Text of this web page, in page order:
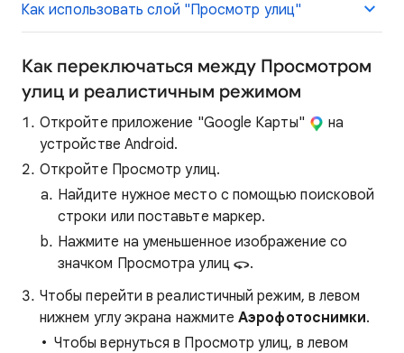
Как использовать слой "Просмотр улиц"
Как переключаться между Просмотром
улиц и реалистичным режимом
Откройте приложение "Google Карты"
на
устройстве Android.
Откройте Просмотр улиц.
Найдите нужное место с помощью поисковой
строки или поставьте маркер.
Нажмите на уменьшенное изображение со
значком Просмотра улиц
.
Чтобы перейти в реалистичный режим, в левом
нижнем углу экрана нажмитеАэрофотоснимки.
Чтобы вернуться в Просмотр улиц, в левом